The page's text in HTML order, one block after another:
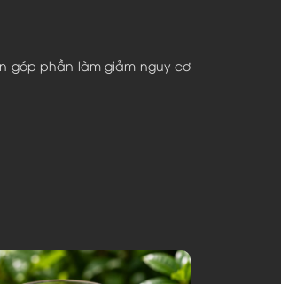
góp phần làm giảm nguy cơ